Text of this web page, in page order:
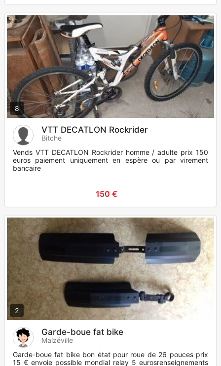
8
VTT DECATLON Rockrider
Bitche
Vends VTT DECATLON Rockrider homme / adulte prix 150
euros paiement uniquement en espère ou par virement
bancaire
150 €
2
Garde-boue fat bike
Malzéville
Garde-boue fat bike bon état pour roue de 26 pouces prix
15 € envoie possible mondial relay 5 eurosrenseignements